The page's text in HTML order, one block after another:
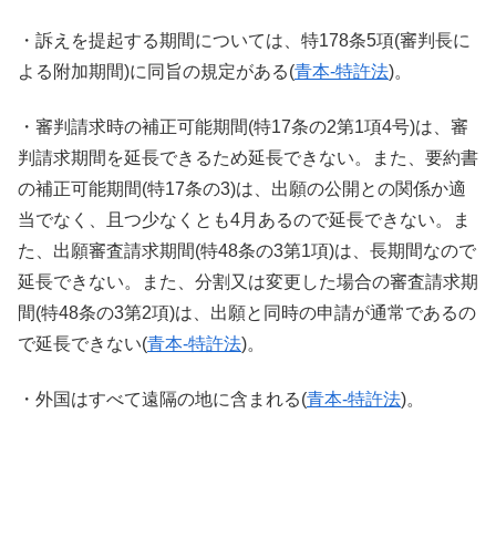
・訴えを提起する期間については、特178条5項(審判長に
よる附加期間)に同旨の規定がある(青本-特許法)。
・審判請求時の補正可能期間(特17条の2第1項4号)は、審
判請求期間を延長できるため延長できない。また、要約書
の補正可能期間(特17条の3)は、出願の公開との関係か適
当でなく、且つ少なくとも4月あるので延長できない。ま
た、出願審査請求期間(特48条の3第1項)は、長期間なので
延長できない。また、分割又は変更した場合の審査請求期
間(特48条の3第2項)は、出願と同時の申請が通常であるの
で延長できない(青本-特許法)。
・外国はすべて遠隔の地に含まれる(青本-特許法)。